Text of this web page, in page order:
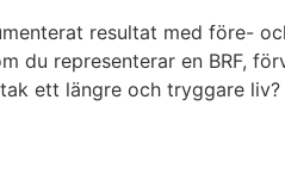
resultat med före-
du representerar en BRF,
ett längre och tryggare